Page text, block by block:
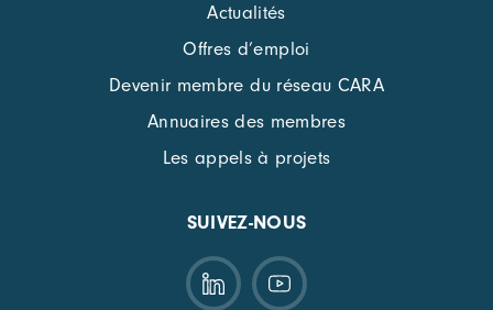
Actualités
Offres d’emploi
Devenir membre du réseau CARA
Annuaires des membres
Les appels à projets
SUIVEZ-NOUS